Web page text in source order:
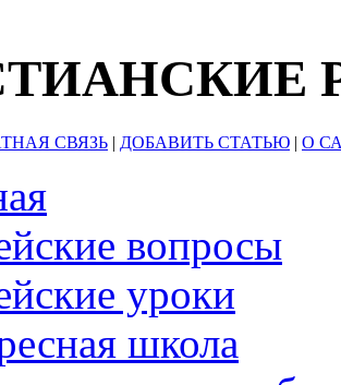
СВЯЗЬ | ДОБАВИТЬ СТАТЬЮ | О
вопросы
уроки
школа